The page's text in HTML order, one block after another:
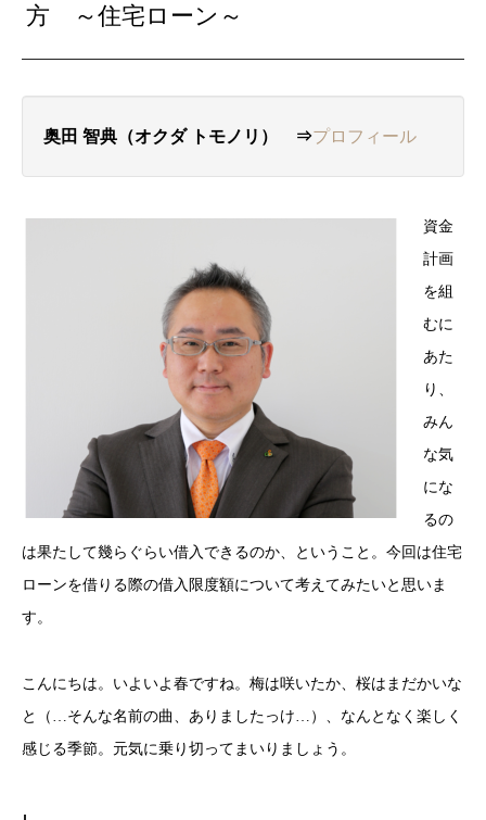
方 ～住宅ローン～
奥田 智典（オクダ トモノリ） ⇒プロフィール
資金
計画
を組
むに
あた
り、
みん
な気
にな
るの
は果たして幾らぐらい借入できるのか、ということ。今回は住宅
ローンを借りる際の借入限度額について考えてみたいと思いま
す。
こんにちは。いよいよ春ですね。梅は咲いたか、桜はまだかいな
と（…そんな名前の曲、ありましたっけ…）、なんとなく楽しく
感じる季節。元気に乗り切ってまいりましょう。